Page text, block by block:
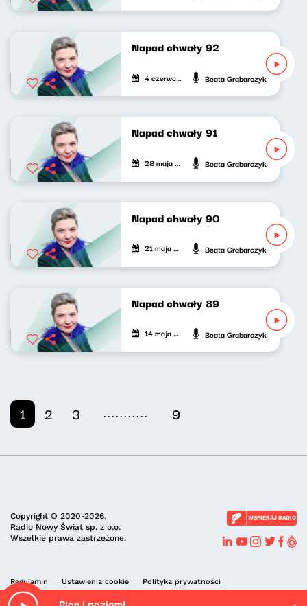
Napad chwały 92
4 czerwca 2026 Beata Grabarczyk
Napad chwały 91
28 maja 2026 Beata Grabarczyk
Napad chwały 90
21 maja 2026 Beata Grabarczyk
Napad chwały 89
14 maja 2026 Beata Grabarczyk
1 2 3 ........... 9
Copyright © 2020-2026.
Radio Nowy Świat sp. z o.o.
Wszelkie prawa zastrzeżone.
WSPIERAJ RADIO
Regulamin Ustawienia cookie Polityka prywatności